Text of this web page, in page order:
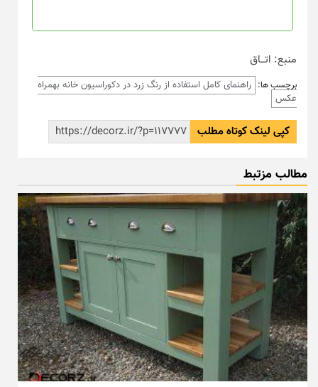
منبع: اتـــاق
برچسب ها: راهنمای کامل استفاده از رنگ زرد در دکوراسیون خانه بهمراه
عکس
کپی لینک کوتاه مطلب
مطالب مزتبط